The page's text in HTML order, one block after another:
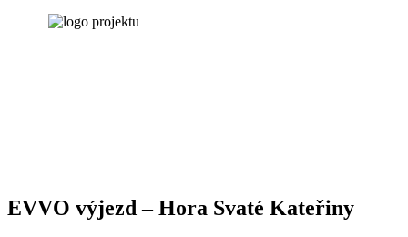
EVVO výjezd – Hora Svaté Kateřiny